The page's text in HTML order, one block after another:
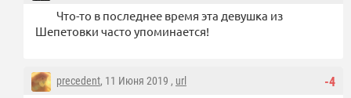
Что-то в последнее время эта девушка из
Шепетовки часто упоминается!
-4
precedent, 11 Июня 2019 , url